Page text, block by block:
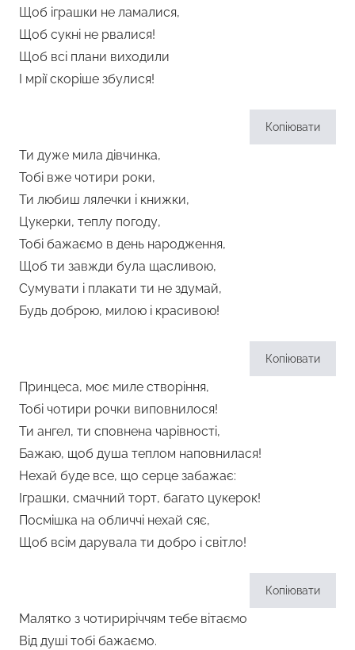
Щоб іграшки не ламалися,
Щоб сукні не рвалися!
Щоб всі плани виходили
І мрії скоріше збулися!
Копіювати
Ти дуже мила дівчинка,
Тобі вже чотири роки,
Ти любиш лялечки і книжки,
Цукерки, теплу погоду,
Тобі бажаємо в день народження,
Щоб ти завжди була щасливою,
Сумувати і плакати ти не здумай,
Будь доброю, милою і красивою!
Копіювати
Принцеса, моє миле створіння,
Тобі чотири рочки виповнилося!
Ти ангел, ти сповнена чарівності,
Бажаю, щоб душа теплом наповнилася!
Нехай буде все, що серце забажає:
Іграшки, смачний торт, багато цукерок!
Посмішка на обличчі нехай сяє,
Щоб всім дарувала ти добро і світло!
Копіювати
Малятко з чотириріччям тебе вітаємо
Від душі тобі бажаємо.